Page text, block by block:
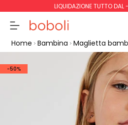
LIQUIDAZIONE TUTTO
Home Bambina Maglietta
-50%